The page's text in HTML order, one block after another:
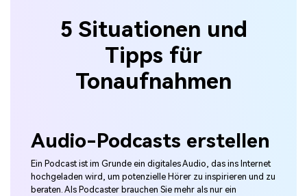
5 Situationen und
Tipps für
Tonaufnahmen
Audio-Podcasts erstellen
Ein Podcast ist im Grunde ein digitales Audio, das ins Internet
hochgeladen wird, um potenzielle Hörer zu inspirieren und zu
beraten. Als Podcaster brauchen Sie mehr als nur ein